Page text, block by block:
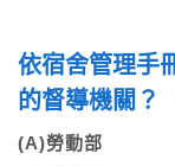
依宿舍管理手
的督導機關
(A)勞動部